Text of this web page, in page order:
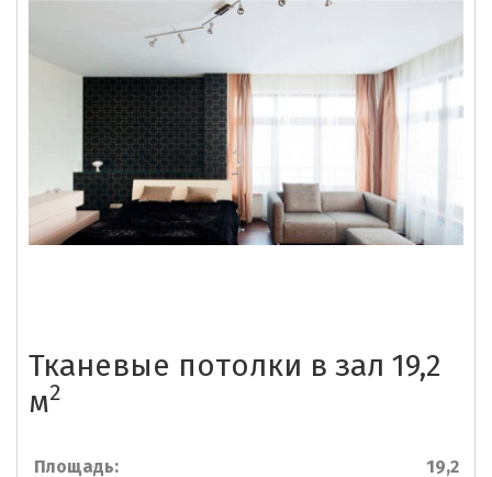
Тканевые потолки в зал 19,2
м2
Площадь: 19,2